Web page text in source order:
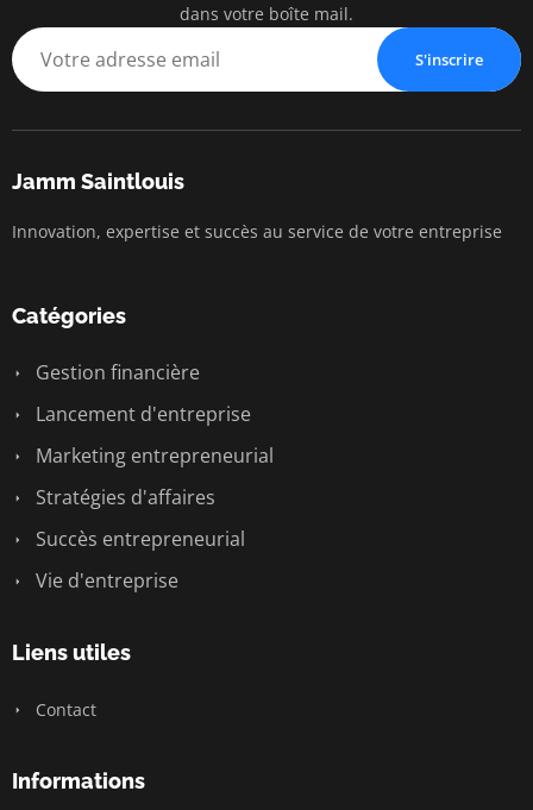
dans votre boîte mail.
S'inscrire
Jamm Saintlouis
Innovation, expertise et succès au service de votre entreprise
Catégories
Gestion financière
Lancement d'entreprise
Marketing entrepreneurial
Stratégies d'affaires
Succès entrepreneurial
Vie d'entreprise
Liens utiles
Contact
Informations